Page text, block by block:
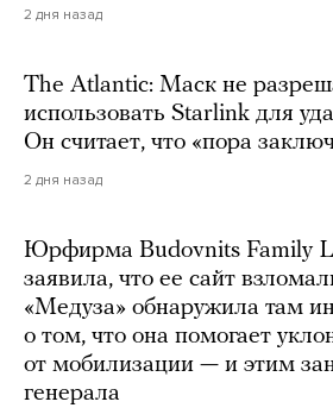
2 дня назад
The Atlantic: Маск не
использовать Starlink для
Он считает, что «пора
2 дня назад
Юрфирма Budovnits Family
заявила, что ее сайт
«Медуза» обнаружила там
о том, что она помогает
от мобилизации — и этим
генерала